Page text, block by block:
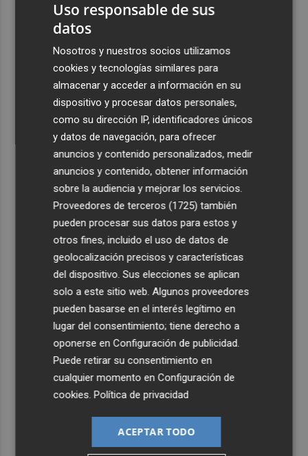
Uso responsable de sus
datos
Nosotros y nuestros socios utilizamos
cookies y tecnologías similares para
almacenar y acceder a información en su
dispositivo y procesar datos personales,
como su dirección IP, identificadores únicos
y datos de navegación, para ofrecer
anuncios y contenido personalizados, medir
anuncios y contenido, obtener información
sobre la audiencia y mejorar los servicios.
Proveedores de terceros (1725) también
pueden procesar sus datos para estos y
otros fines, incluido el uso de datos de
geolocalización precisos y características
del dispositivo. Sus elecciones se aplican
solo a este sitio web. Algunos proveedores
pueden basarse en el interés legítimo en
lugar del consentimiento; tiene derecho a
oponerse enConfiguración de publicidad.
Puede retirar su consentimiento en
cualquier momento enConfiguración de
cookies.Política de privacidad
ACEPTAR TODO